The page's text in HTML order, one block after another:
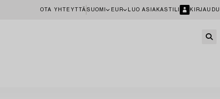
OTA YHTEYTTÄ SUOMI EUR LUO ASIAKASTILI KIRJAUDU